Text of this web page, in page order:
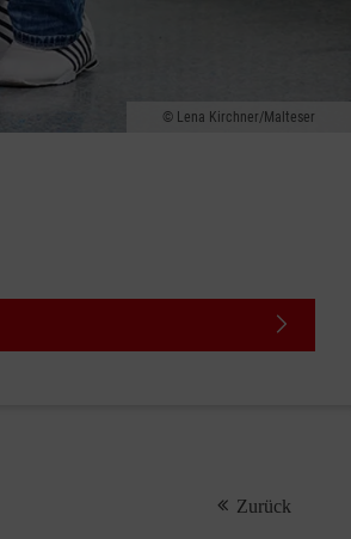
Lena Kirchner/Malteser
Zurück